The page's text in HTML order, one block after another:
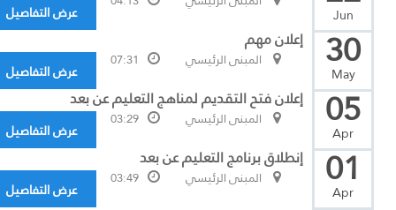
Jun عرض التفاصيل
30
May
إعلان مهم
المبنى الرئيسي 07:31
عرض التفاصيل
05
Apr
إعلان فتح التقديم لمناهج التعليم عن بعد
المبنى الرئيسي 03:29
عرض التفاصيل
01
Apr
إنطلاق برنامج التعليم عن بعد
المبنى الرئيسي 03:49
عرض التفاصيل